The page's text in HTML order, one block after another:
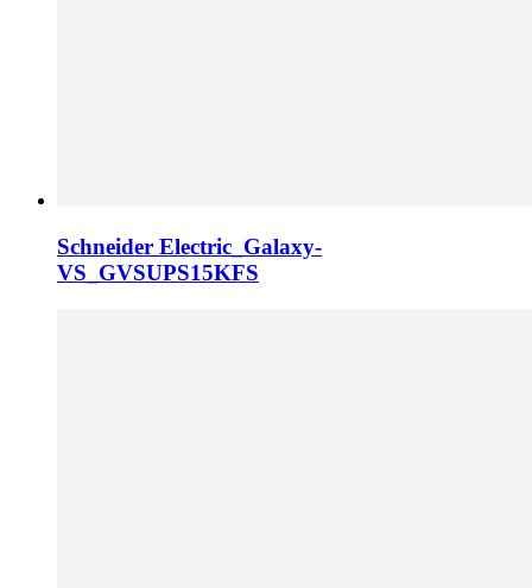
Schneider Electric_Galaxy-
VS_GVSUPS15KFS